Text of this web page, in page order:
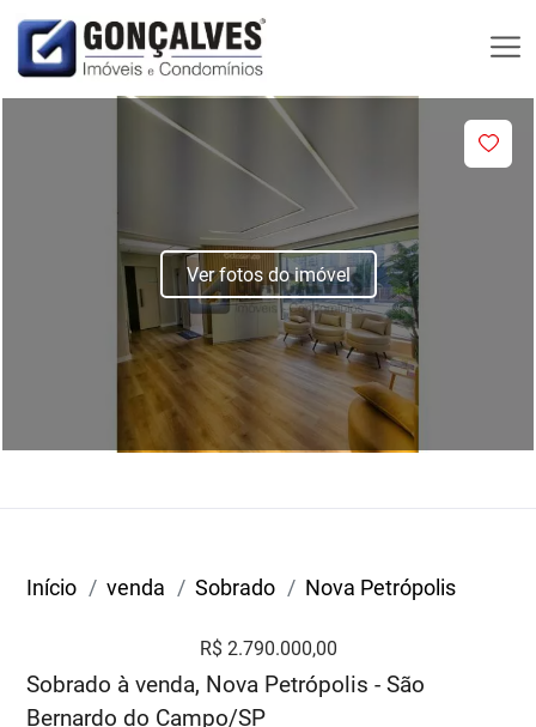
Ver fotos do imóvel
Início venda Sobrado Nova Petrópolis
R$ 2.790.000,00
Sobrado à venda, Nova Petrópolis - São
Bernardo do Campo/SP